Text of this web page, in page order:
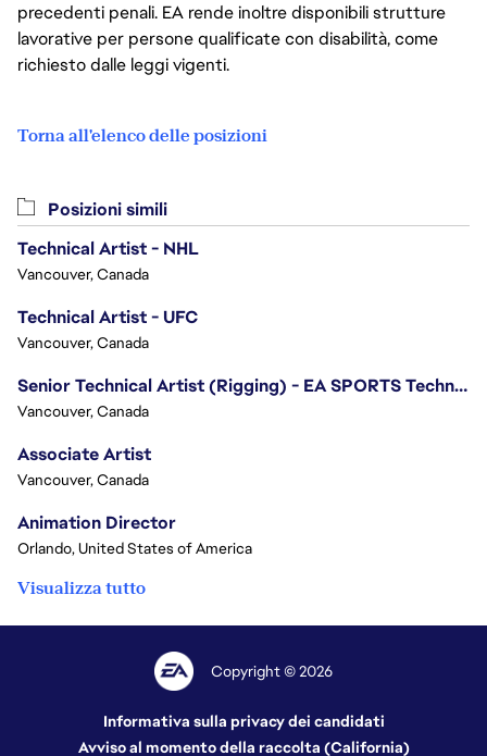
precedenti penali. EA rende inoltre disponibili strutture
lavorative per persone qualificate con disabilità, come
richiesto dalle leggi vigenti.
Torna all'elenco delle posizioni
Posizioni simili
Technical Artist - NHL
Vancouver, Canada
Technical Artist - UFC
Vancouver, Canada
Senior Technical Artist (Rigging) - EA SPORTS Technology
Vancouver, Canada
Associate Artist
Vancouver, Canada
Animation Director
Orlando, United States of America
Visualizza tutto
Copyright © 2026
Informativa sulla privacy dei candidati
Avviso al momento della raccolta (California)